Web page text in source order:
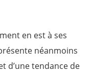
en est à ses
néanmoins
d’une tendance de